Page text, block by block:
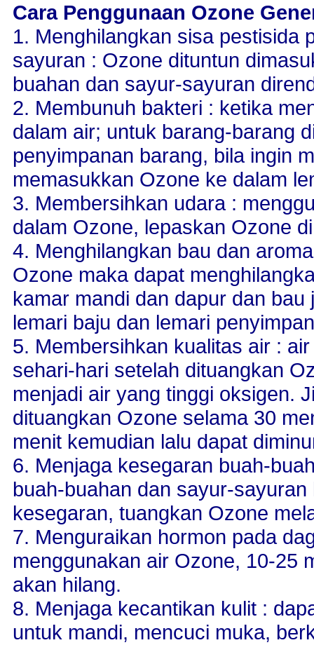
Cara Penggunaan Ozone
1. Menghilangkan sisa pestisida
sayuran : Ozone dituntun
buahan dan sayur-sayuran
2. Membunuh bakteri : ketika
dalam air; untuk barang-barang
penyimpanan barang, bila ingin
memasukkan Ozone ke dalam
3. Membersihkan udara :
dalam Ozone, lepaskan Ozone
4. Menghilangkan bau dan
Ozone maka dapat
kamar mandi dan dapur dan
lemari baju dan lemari
5. Membersihkan kualitas air :
sehari-hari setelah dituangkan
menjadi air yang tinggi oksigen.
dituangkan Ozone selama 30
menit kemudian lalu dapat
6. Menjaga kesegaran buah-
buah-buahan dan sayur-
kesegaran, tuangkan Ozone
7. Menguraikan hormon pada
menggunakan air Ozone, 10-25
akan hilang.
8. Menjaga kecantikan kulit :
untuk mandi, mencuci muka,